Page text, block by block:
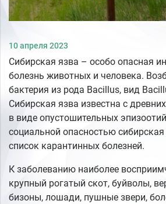
10 апреля 2023
Сибирская язва – особо опасная
болезнь животных и человека.
бактерия из рода Bacillus, вид
Сибирская язва известна с
в виде опустошительных
социальной опасностью
список карантинных болезней.
К заболеванию наиболее
крупный рогатый скот, буйволы,
бизоны, лошади, пушные звери,